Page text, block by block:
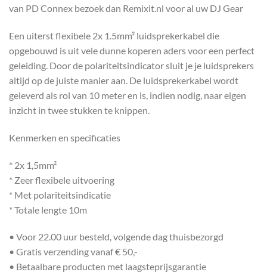
van PD Connex bezoek dan Remixit.nl voor al uw DJ Gear
Een uiterst flexibele 2x 1.5mm² luidsprekerkabel die
opgebouwd is uit vele dunne koperen aders voor een perfect
geleiding. Door de polariteitsindicator sluit je je luidsprekers
altijd op de juiste manier aan. De luidsprekerkabel wordt
geleverd als rol van 10 meter en is, indien nodig, naar eigen
inzicht in twee stukken te knippen.
Kenmerken en specificaties
* 2x 1,5mm²
* Zeer flexibele uitvoering
* Met polariteitsindicatie
* Totale lengte 10m
• Voor 22.00 uur besteld, volgende dag thuisbezorgd
• Gratis verzending vanaf € 50,-
• Betaalbare producten met laagsteprijsgarantie